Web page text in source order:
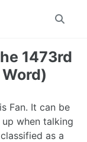
Toggle
1473rd
Fan. It can be
when talking
as a